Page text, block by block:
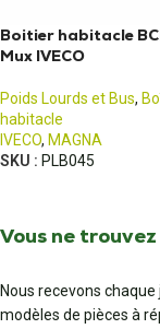
Boitier habitacle
Mux IVECO
Poids Lourds et Bus,
habitacle
IVECO, MAGNA
SKU : PLB045
Vous ne
Nous recevons
modèles de pièces à